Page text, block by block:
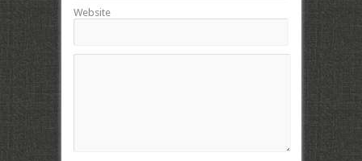
Website